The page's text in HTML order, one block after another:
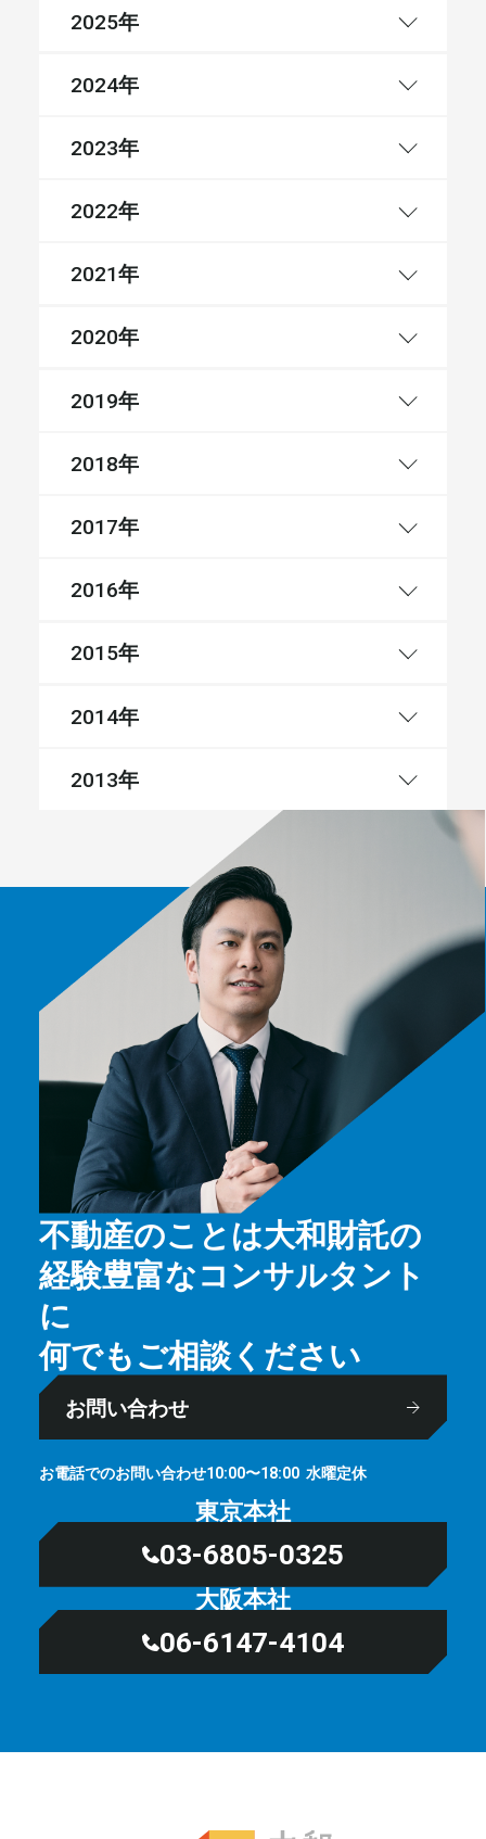
2025年
2024年
2023年
2022年
2021年
2020年
2019年
2018年
2017年
2016年
2015年
2014年
2013年
不動産のことは大和財託の
経験豊富なコンサルタント
に
何でもご相談ください
お問い合わせ
お電話でのお問い合わせ10:00〜18:00 ⽔曜定休
東京本社
03-6805-0325
大阪本社
06-6147-4104